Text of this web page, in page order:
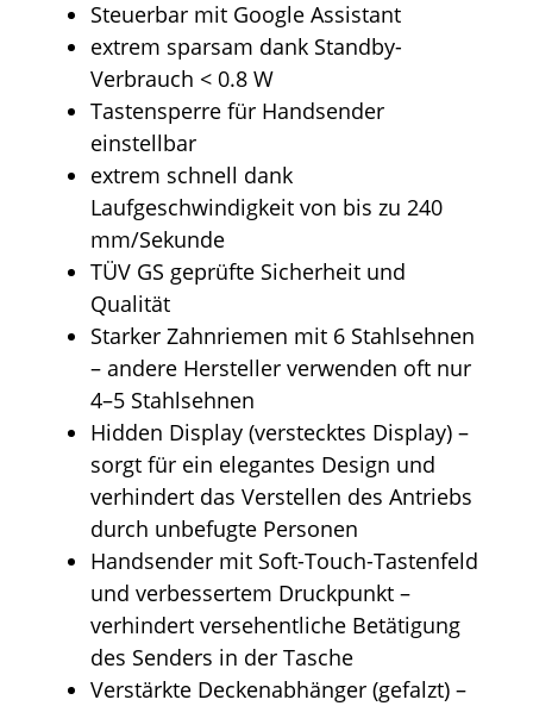
Steuerbar mit Google Assistant
extrem sparsam dank Standby-
Verbrauch < 0.8 W
Tastensperre für Handsender
einstellbar
extrem schnell dank
Laufgeschwindigkeit von bis zu 240
mm/Sekunde
TÜV GS geprüfte Sicherheit und
Qualität
Starker Zahnriemen mit 6 Stahlsehnen
– andere Hersteller verwenden oft nur
4–5 Stahlsehnen
Hidden Display (verstecktes Display) –
sorgt für ein elegantes Design und
verhindert das Verstellen des Antriebs
durch unbefugte Personen
Handsender mit Soft-Touch-Tastenfeld
und verbessertem Druckpunkt –
verhindert versehentliche Betätigung
des Senders in der Tasche
Verstärkte Deckenabhänger (gefalzt) –